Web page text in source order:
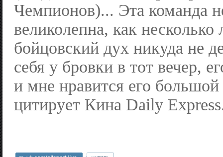
Чемпионов)... Эта команда
великолепна, как несколько
бойцовский дух никуда не
себя у бровки в тот вечер,
и мне нравится его
цитирует Кина Daily